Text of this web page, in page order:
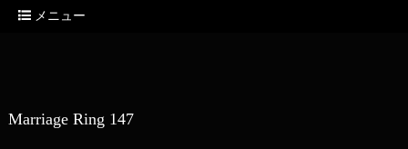
メニュー
Marriage Ring 147